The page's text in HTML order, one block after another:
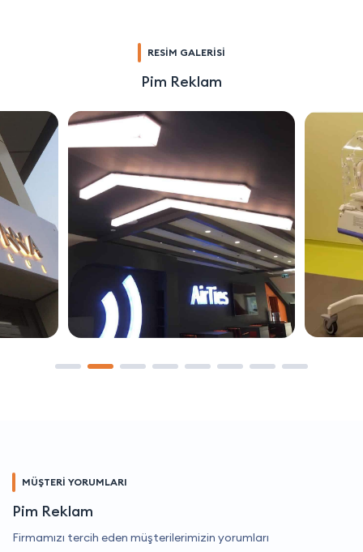
RESİM GALERİSİ
Pim Reklam
MÜŞTERİ YORUMLARI
Pim Reklam
Firmamızı tercih eden müşterilerimizin yorumları